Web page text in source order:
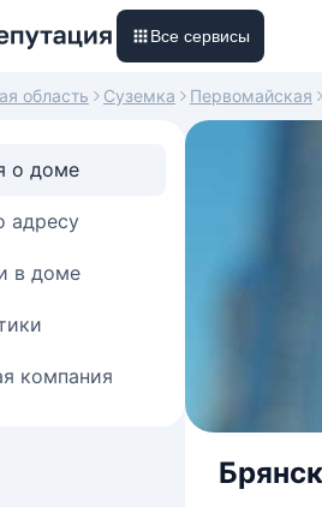
Все сервисы
область Суземка Первомайская
о доме
адресу
в доме
компания